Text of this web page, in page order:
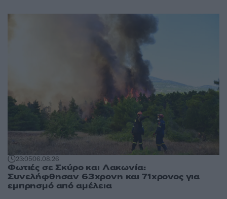
23:0506.08.26
Φωτιές σε Σκύρο και Λακωνία:
Συνελήφθησαν 63χρονη και 71χρονος για
εμπρησμό από αμέλεια